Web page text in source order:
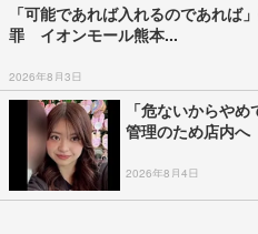
「可能であれば入れるのであれば
罪 イオンモール熊本...
2026年8月3日
「危ないからや
管理のため店内
2026年8月4日